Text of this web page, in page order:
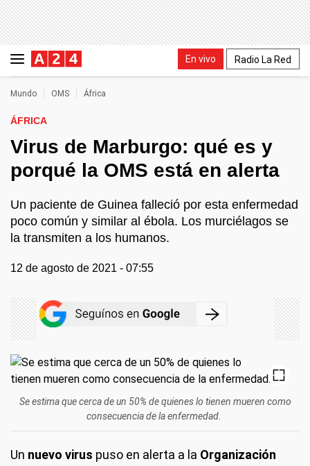
En vivo Radio La Red
Mundo OMS África
ÁFRICA
Virus de Marburgo: qué es y
porqué la OMS está en alerta
Un paciente de Guinea falleció por esta enfermedad
poco común y similar al ébola. Los murciélagos se
la transmiten a los humanos.
12 de agosto de 2021 - 07:55
Se estima que cerca de un 50% de quienes lo tienen mueren como
consecuencia de la enfermedad.
Un nuevo virus puso en alerta a la Organización